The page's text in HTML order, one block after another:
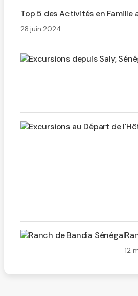
Top 5 des Activités en Famille
28 juin 2024
12